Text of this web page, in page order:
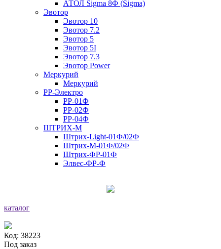
АТОЛ Sigma 8Ф (Sigma)
Эвотор
Эвотор 10
Эвотор 7.2
Эвотор 5
Эвотор 5I
Эвотор 7.3
Эвотор Power
Меркурий
Меркурий
РР-Электро
РР-01Ф
РР-02Ф
РР-04Ф
ШТРИХ-М
Штрих-Light-01Ф/02Ф
Штрих-М-01Ф/02Ф
Штрих-ФР-01Ф
Элвес-ФР-Ф
каталог
Код: 38223
Под заказ